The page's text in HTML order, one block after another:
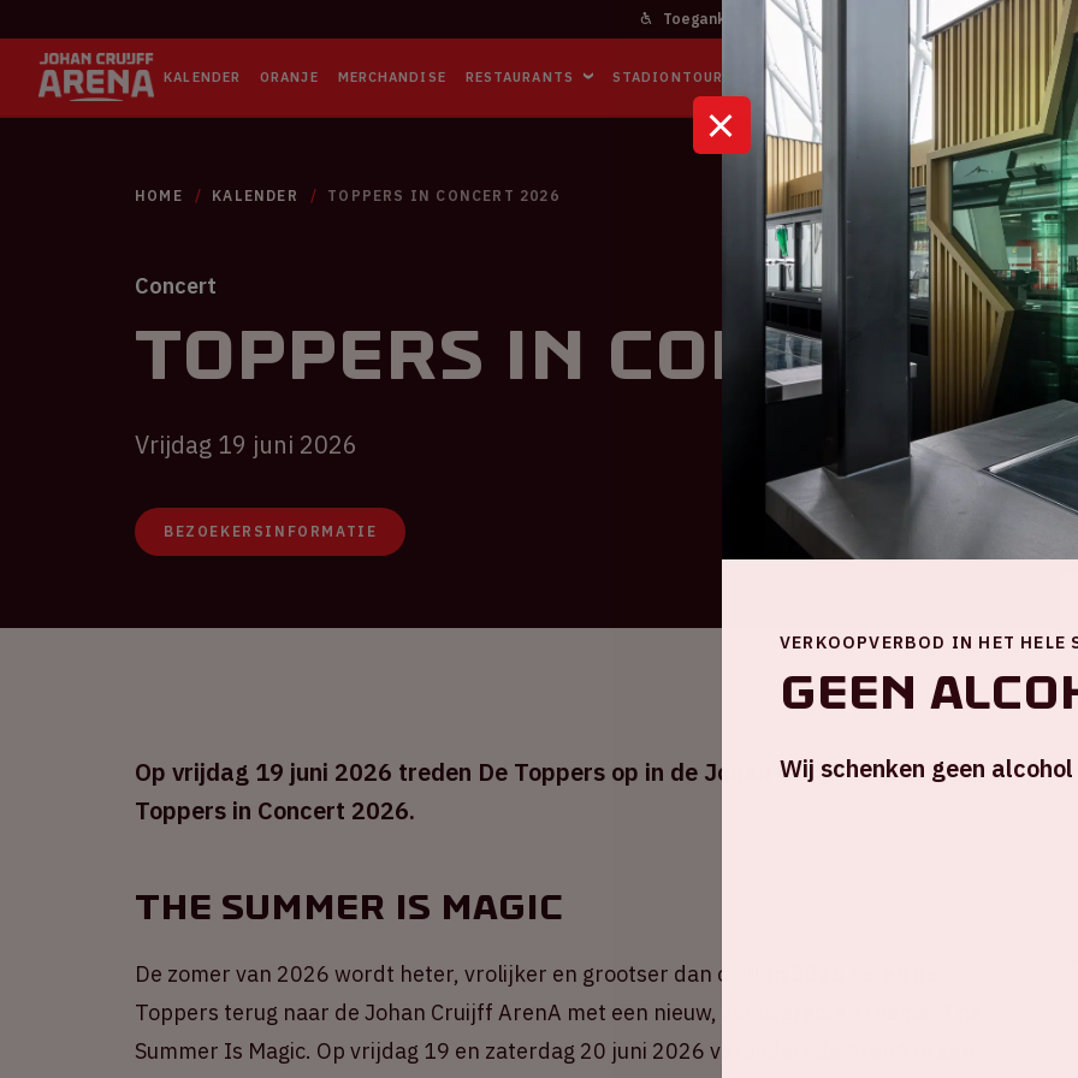
Toegankelijkheid In het stadion
KALENDER ORANJE MERCHANDISE RESTAURANTS STADIONTOURS NAAR DE ARENA BUSINESS EVENTS
HOME KALENDER TOPPERS IN CONCERT 2026
Concert
Toppers in Concert
Vrijdag 19 juni 2026
BEZOEKERSINFORMATIE
Op vrijdag 19 juni 2026 treden De Toppers op in de Johan Cruijff ArenA tijdens
Toppers in Concert 2026.
The Summer Is Magic
De zomer van 2026 wordt heter, vrolijker en grootser dan ooit! In 2026 keren de
Toppers terug naar de Johan Cruijff ArenA met een nieuw, zonovergoten thema: The
Summer Is Magic. Op vrijdag 19 en zaterdag 20 juni 2026 verandert de ArenA in een
VERKOOPVERBOD IN HET HELE
Geen
Wij schenken geen